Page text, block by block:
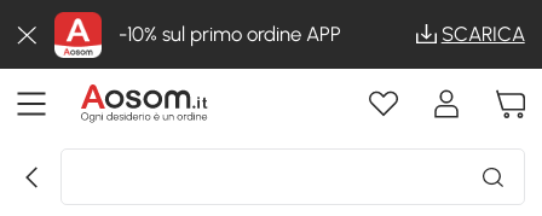
-10% sul primo ordine APP SCARICA